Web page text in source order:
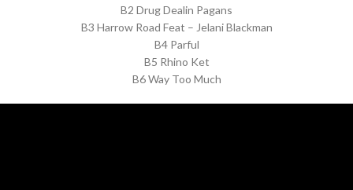
B2 Drug Dealin Pagans
B3 Harrow Road Feat – Jelani Blackman
B4 Parful
B5 Rhino Ket
B6 Way Too Much